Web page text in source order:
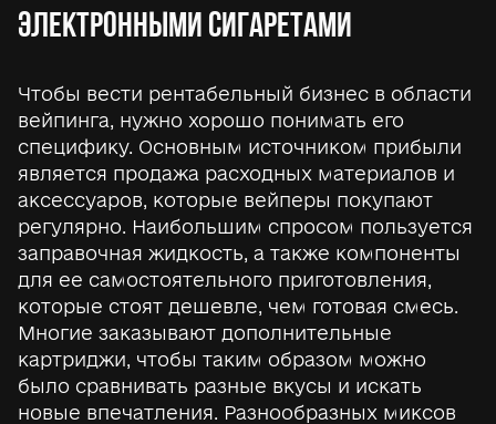
ЭЛЕКТРОННЫМИ СИГАРЕТАМИ
Чтобы вести рентабельный бизнес в области
вейпинга, нужно хорошо понимать его
специфику. Основным источником прибыли
является продажа расходных материалов и
аксессуаров, которые вейперы покупают
регулярно. Наибольшим спросом пользуется
заправочная жидкость, а также компоненты
для ее самостоятельного приготовления,
которые стоят дешевле, чем готовая смесь.
Многие заказывают дополнительные
картриджи, чтобы таким образом можно
было сравнивать разные вкусы и искать
новые впечатления. Разнообразных миксов